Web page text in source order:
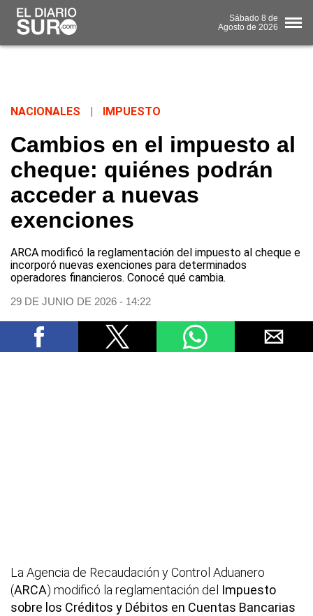
Sábado 8 de
Agosto de 2026
NACIONALES IMPUESTO
Cambios en el impuesto al
cheque: quiénes podrán
acceder a nuevas
exenciones
ARCA modificó la reglamentación del impuesto al cheque e
incorporó nuevas exenciones para determinados
operadores financieros. Conocé qué cambia.
29 DE JUNIO DE 2026 - 14:22
La Agencia de Recaudación y Control Aduanero
(ARCA) modificó la reglamentación del Impuesto
sobre los Créditos y Débitos en Cuentas Bancarias